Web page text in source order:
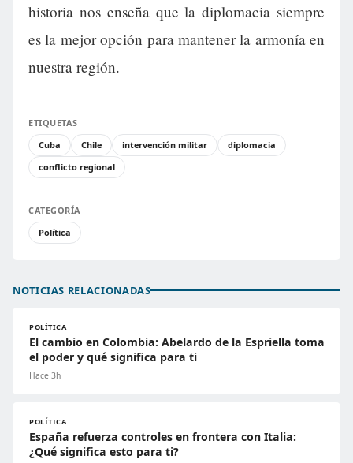
historia nos enseña que la diplomacia siempre
es la mejor opción para mantener la armonía en
nuestra región.
ETIQUETAS
Cuba
Chile intervención militar
diplomacia
conflicto regional
CATEGORÍA
Política
NOTICIAS RELACIONADAS
POLÍTICA
El cambio en Colombia: Abelardo de la Espriella toma
el poder y qué significa para ti
Hace 3h
POLÍTICA
España refuerza controles en frontera con Italia:
¿Qué significa esto para ti?